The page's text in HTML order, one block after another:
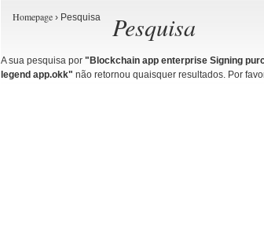
Homepage › Pesquisa Pesquisa
A sua pesquisa por "Blockchain app enterprise Signing
legend app.okk" não retornou quaisquer resultados. Por